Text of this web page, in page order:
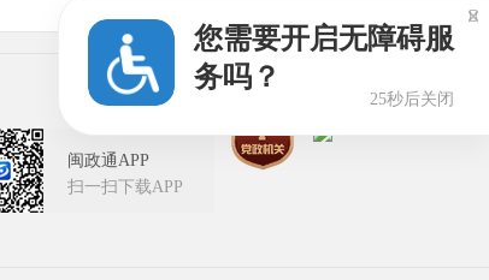
闽政通APP
扫一扫下载APP
您需要开启无障碍服
务吗？
24秒后关闭
